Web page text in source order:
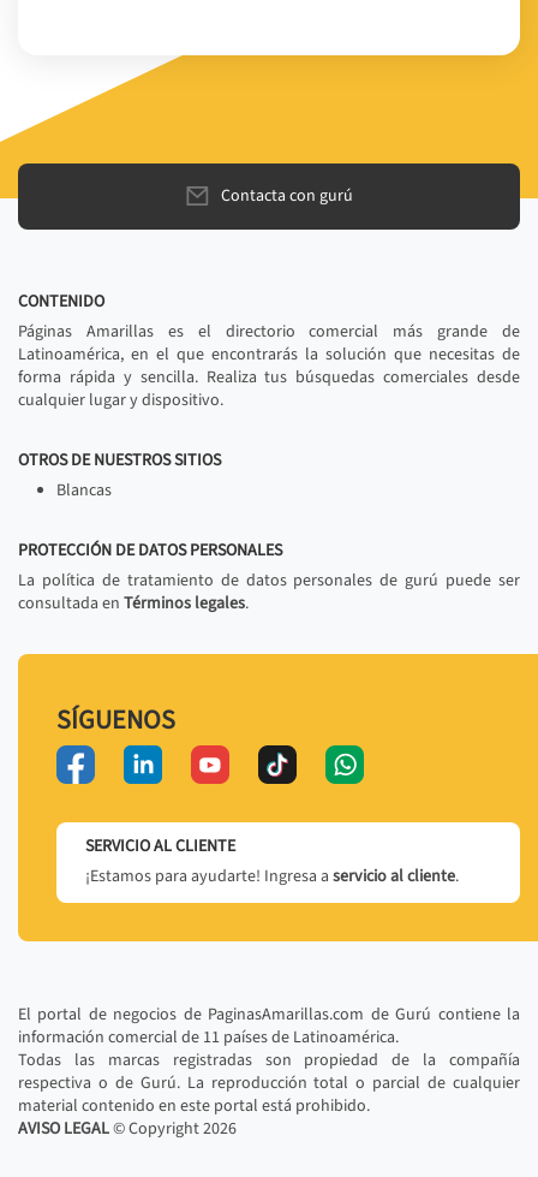
Contacta con gurú
CONTENIDO
Páginas Amarillas es el directorio comercial más grande de
Latinoamérica, en el que encontrarás la solución que necesitas de
forma rápida y sencilla. Realiza tus búsquedas comerciales desde
cualquier lugar y dispositivo.
OTROS DE NUESTROS SITIOS
Blancas
PROTECCIÓN DE DATOS PERSONALES
La política de tratamiento de datos personales de gurú puede ser
consultada en Términos legales.
SÍGUENOS
SERVICIO AL CLIENTE
¡Estamos para ayudarte! Ingresa a servicio al cliente.
El portal de negocios de PaginasAmarillas.com de Gurú contiene la
información comercial de 11 países de Latinoamérica.
Todas las marcas registradas son propiedad de la compañía
respectiva o de Gurú. La reproducción total o parcial de cualquier
material contenido en este portal está prohibido.
AVISO LEGAL© Copyright2026